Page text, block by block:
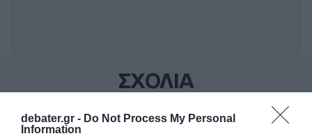
debater.gr - Do Not Process My Personal
Information
ΣΧΟΛΙΑ